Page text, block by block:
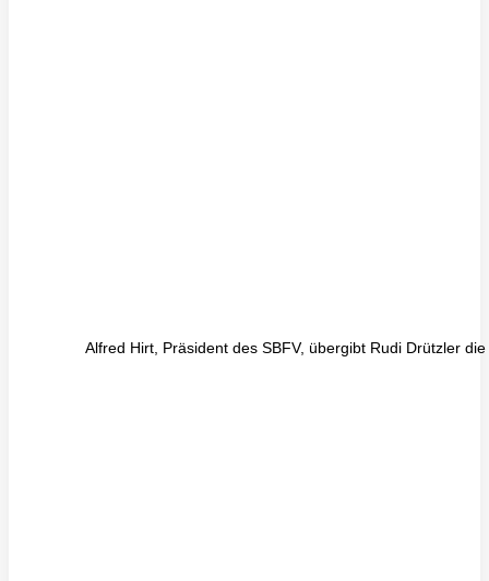
Alfred Hirt, Präsident des SBFV, übergibt Rudi Drützler